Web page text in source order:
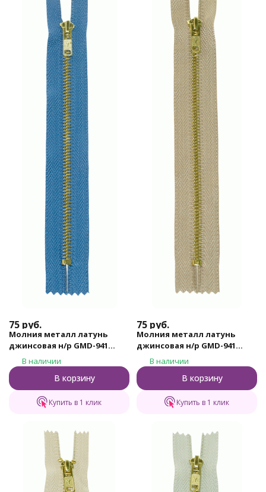
75 руб.
Молния металл латунь
джинсовая н/р GMD-941
Gamma, тип 4, 18 см (213 -
Синий)
В наличии
В корзину
Купить в 1 клик
75 руб.
Молния металл латунь
джинсовая н/р GMD-941
Gamma, тип 4, 18 см (282 -
Серо - бежевый)
В наличии
В корзину
Купить в 1 клик